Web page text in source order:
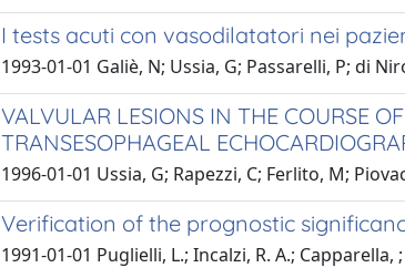
I tests acuti con vasodilatatori nei
1993-01-01 Galiè, N; Ussia, G; Passarelli, P; di
VALVULAR LESIONS IN THE COURSE
TRANSESOPHAGEAL
1996-01-01 Ussia, G; Rapezzi, C; Ferlito, M;
Verification of the prognostic
1991-01-01 Puglielli, L.; Incalzi, R. A.; Capparella,